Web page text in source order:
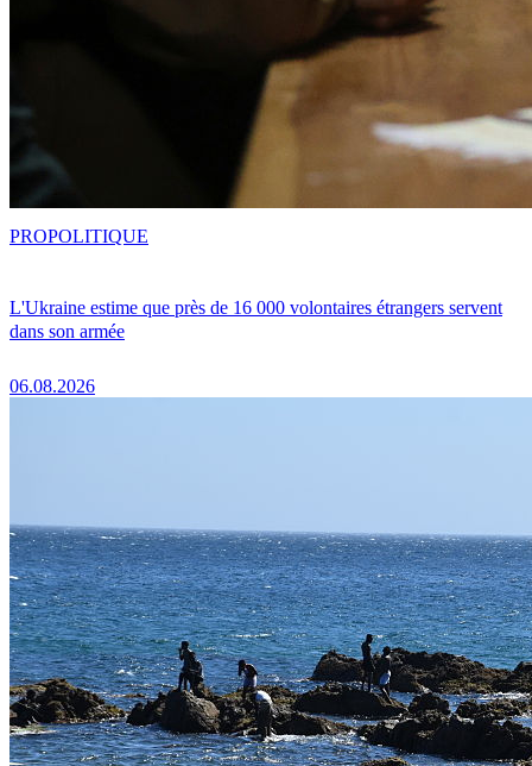
L'Ukraine estime que près de 16 000 volontaires étrangers servent
dans son armée
06.08.2026
PROPOLITIQUE